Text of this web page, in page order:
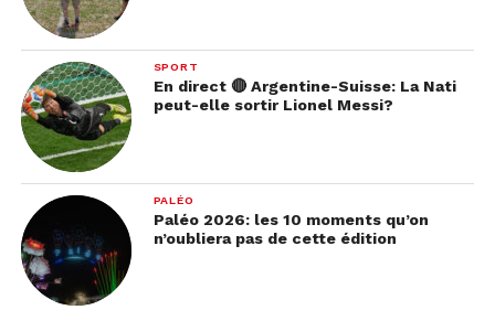
SPORT
En direct 🔴 Argentine-Suisse: La Nati
peut-elle sortir Lionel Messi?
PALÉO
Paléo 2026: les 10 moments qu’on
n’oubliera pas de cette édition